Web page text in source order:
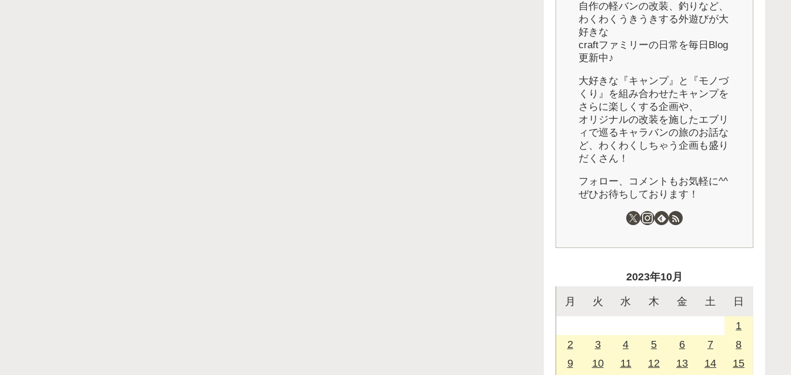
自作の軽バンの改装、釣りなど、
わくわくうきうきする外遊びが大
好きな
craftファミリーの日常を毎日Blog
更新中♪
大好きな『キャンプ』と『モノづ
くり』を組み合わせたキャンプを
さらに楽しくする企画や、
オリジナルの改装を施したエブリ
ィで巡るキャラバンの旅のお話な
ど、わくわくしちゃう企画も盛り
だくさん！
フォロー、コメントもお気軽に^^
ぜひお待ちしております！
2023年10月
月 火 水 木 金 土 日
1
2
3 4 5 6 7
8
9
10 11 12 13 14
15